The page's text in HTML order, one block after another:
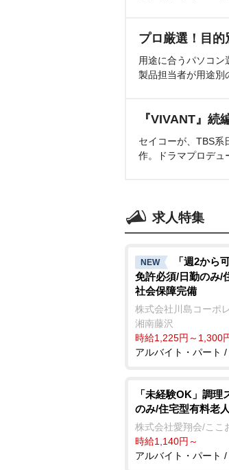
プロ厳選！目的
用途に合うパソコ
製品担当者が用途別
『VIVANT』
セイコーが、TBS系
作。ドラマプロデュ
求人特集
NEW
「週2から
免許必須/日勤のみ/
社会保障完備
株式会社川島コーポ
湘南藤沢
時給1,225円～1,300
アルバイト・パート
「未経験OK」調
のみ/住宅型有料老
株式会社愛翔会/ここ
時給1,140円～
アルバイト・パート /